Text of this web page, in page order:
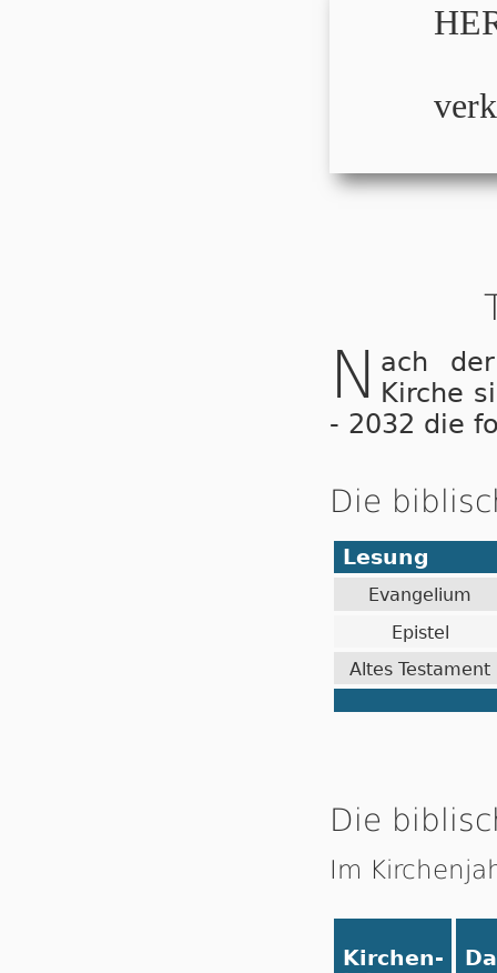
N ach
Kirche
- 2032 die
Die
Lesung
Evangelium
Epistel
Altes Testament
Die
Im
Kirchen-